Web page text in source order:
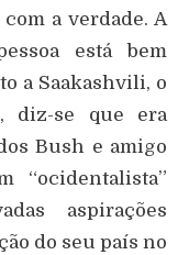
a verdade. A
está bem
a Saakashvili, o
diz-se que era
Bush e amigo
“ocidentalista”
aspirações
do seu país no